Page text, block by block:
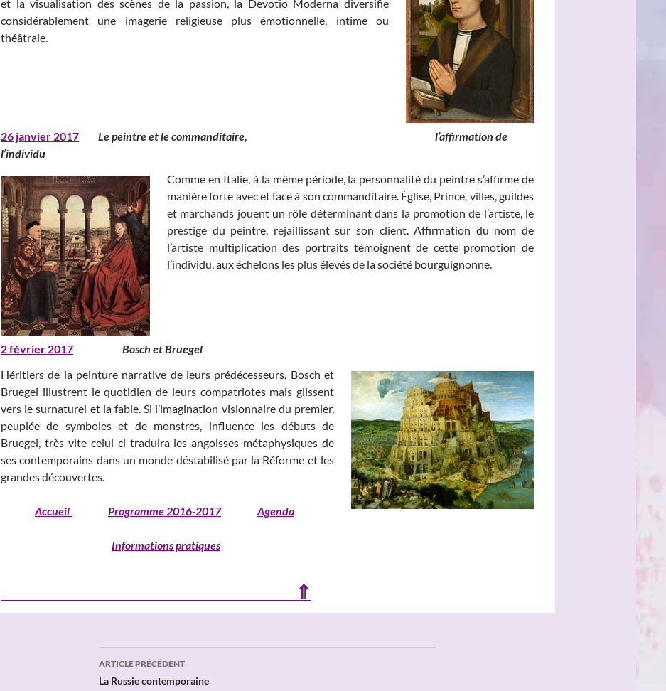
et la visualisation des scènes de la passion, la Devotio Moderna diversifie
considérablement une imagerie religieuse plus émotionnelle, intime ou
théâtrale.
26 janvier 2017
Le peintre et le commanditaire, l’affirmation de
l’individu
Comme en Italie, à la même période, la personnalité du peintre s’affirme de
manière forte avec et face à son commanditaire. Église, Prince, villes, guildes
et marchands jouent un rôle déterminant dans la promotion de l’artiste, le
prestige du peintre, rejaillissant sur son client. Affirmation du nom de
l’artiste multiplication des portraits témoignent de cette promotion de
l’individu, aux échelons les plus élevés de la société bourguignonne.
2 février 2017
Bosch et Bruegel
Héritiers de la peinture narrative de leurs prédécesseurs, Bosch et
Bruegel illustrent le quotidien de leurs compatriotes mais glissent
vers le surnaturel et la fable. Si l’imagination visionnaire du premier,
peuplée de symboles et de monstres, influence les débuts de
Bruegel, très vite celui-ci traduira les angoisses métaphysiques de
ses contemporains dans un monde déstabilisé par la Réforme et les
grandes découvertes.
Accueil Programme 2016-2017 Agenda
Informations pratiques
⇑
Navigation
des
ARTICLE PRÉCÉDENT
La Russie contemporaine